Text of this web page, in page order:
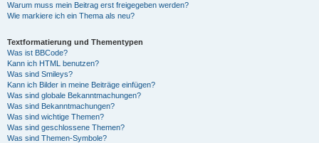
Warum muss mein Beitrag erst freigegeben werden?
Wie markiere ich ein Thema als neu?
Textformatierung und Thementypen
Was ist BBCode?
Kann ich HTML benutzen?
Was sind Smileys?
Kann ich Bilder in meine Beiträge einfügen?
Was sind globale Bekanntmachungen?
Was sind Bekanntmachungen?
Was sind wichtige Themen?
Was sind geschlossene Themen?
Was sind Themen-Symbole?